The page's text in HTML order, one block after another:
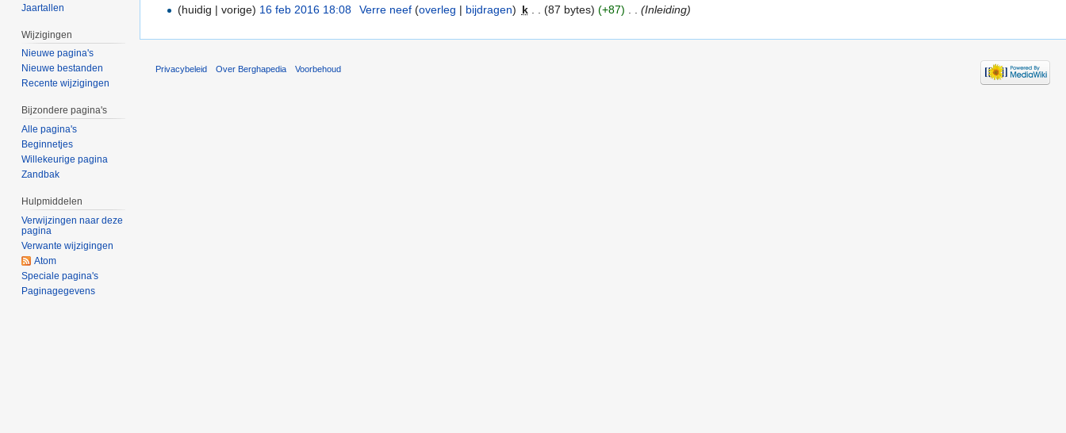
(huidig | vorige) 16 feb 2016 18:08 Verre neef (overleg | bijdragen) k (87 bytes) (+87) (Inleiding)
Jaartallen
Wijzigingen
Nieuwe pagina's
Nieuwe bestanden
Recente wijzigingen
Bijzondere pagina's
Alle pagina's
Beginnetjes
Willekeurige pagina
Zandbak
Hulpmiddelen
Verwijzingen naar deze
pagina
Verwante wijzigingen
Atom
Speciale pagina's
Paginagegevens
Privacybeleid Over Berghapedia Voorbehoud